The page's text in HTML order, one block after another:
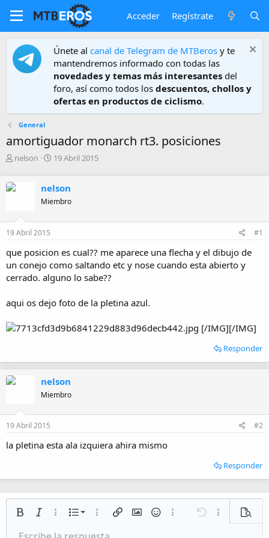
Acceder Regístrate
Únete al canal de Telegram de MTBeros y te
mantendremos informado con todas las
novedades y temas más interesantes del
foro, así como todos los descuentos, chollos y
ofertas en productos de ciclismo.
General
amortiguador monarch rt3. posiciones
A
o
nelson
F
h
a
e
i
c
i
o
19 Abril 2015
nelson
Miembro
19 Abril 2015 #1
que posicion es cual?? me aparece una flecha y el dibujo de
un conejo como saltando etc y nose cuando esta abierto y
cerrado. alguno lo sabe??
aqui os dejo foto de la pletina azul.
[/IMG][/IMG]
Responder
nelson
Miembro
19 Abril 2015 #2
la pletina esta ala izquiera ahira mismo
Responder
NegritaCursivaMás opciones…
Lista
Lista numerada
Lista desordenada
Más opciones…
Insertar enlace
Insertar imagen
EmoticonosMás opciones…
Deshacer
Más
Vista